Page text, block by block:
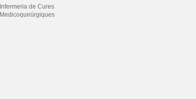
Infermeria de Cures
Medicoquirúrgiques